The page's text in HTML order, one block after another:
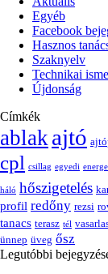
Egyéb
Facebook
Hasznos
Szaknyelv
Technikai
Újdonság
Címkék
ablakajtó
cpl csillag egyedi
háló hőszigetelés
profil redőny rezsi
tanacs terasz tél
ünnep üveg ősz
Legutóbbi